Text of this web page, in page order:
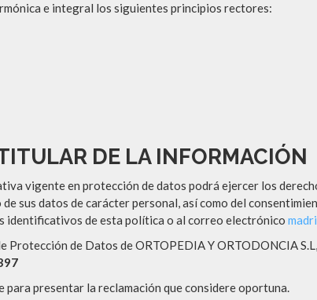
e integral los siguientes principios rectores:
DE LA INFORMACIÓN
vigente en protección de datos podrá ejercer los
sus datos de carácter personal, así como del
identificativos de esta política o al correo electrónico
Protección de Datos de ORTOPEDIA Y ORTODONCIA
presentar la reclamación que considere oportuna.